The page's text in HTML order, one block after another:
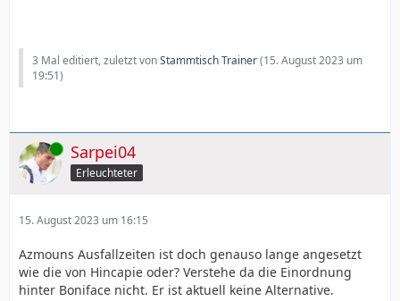
3 Mal editiert, zuletzt vonStammtisch Trainer(15. August 2023 um
19:51)
Online Sarpei04
Erleuchteter
15. August 2023 um 16:15
Azmouns Ausfallzeiten ist doch genauso lange angesetzt
wie die von Hincapie oder? Verstehe da die Einordnung
hinter Boniface nicht. Er ist aktuell keine Alternative.